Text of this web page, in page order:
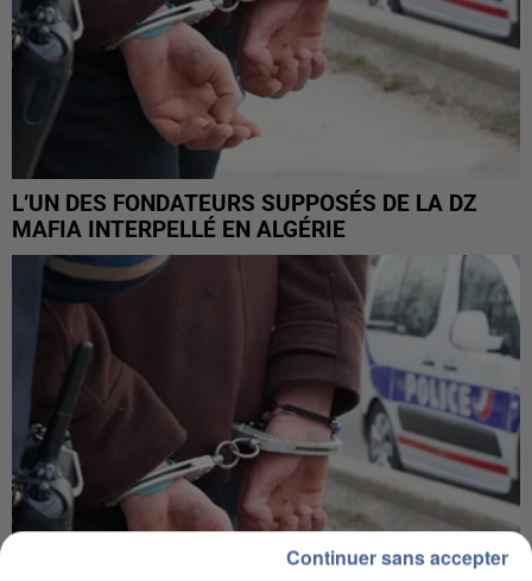
L’UN DES FONDATEURS SUPPOSÉS DE LA DZ
MAFIA INTERPELLÉ EN ALGÉRIE
Continuer sans accepter